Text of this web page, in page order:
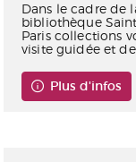
Dans le cadre de
bibliothèque
Paris collections
visite guidée et
Plus d'infos